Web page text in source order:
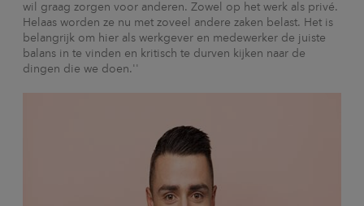
wil graag zorgen voor anderen. Zowel op het werk als privé.
Helaas worden ze nu met zoveel andere zaken belast. Het is
belangrijk om hier als werkgever en medewerker de juiste
balans in te vinden en kritisch te durven kijken naar de
dingen die we doen.''